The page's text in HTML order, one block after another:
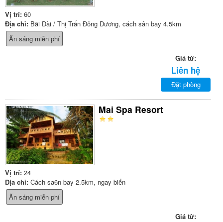
Vị trí: 60
Địa chỉ: Bãi Dài / Thị Trấn Đông Dương, cách sân bay 4.5km
Ăn sáng miễn phí
Giá từ:
Liên hệ
Đặt phòng
Mai Spa Resort
Vị trí: 24
Địa chỉ: Cách sa6n bay 2.5km, ngay biển
Ăn sáng miễn phí
Giá từ: